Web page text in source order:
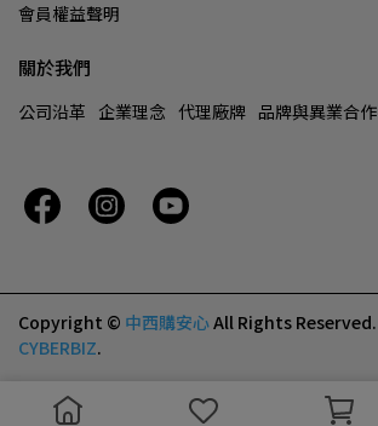
會員權益聲明
關於我們
公司沿革 企業理念 代理廠牌 品牌與異業合作
Copyright © 中西購安心All Rights Reserved.
CYBERBIZ.